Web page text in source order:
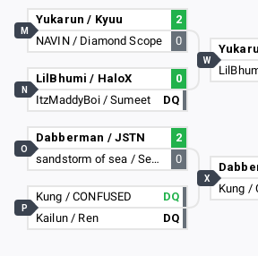
Yukarun / Kyuu
2
NAVIN / Diamond Scope
0
M
LilBhumi / HaloX
0
ItzMaddyBoi / Sumeet
DQ
N
Dabberman / JSTN
2
sandstorm of sea / Sea Devils
0
O
Kung / CONFUSED
DQ
Kailun / Ren
DQ
P
W
Kung /
X